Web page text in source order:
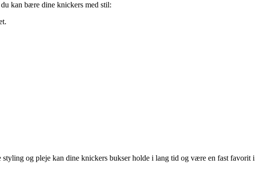
kan bære dine knickers med stil:
og pleje kan dine knickers bukser holde i lang tid og være en fast favorit i